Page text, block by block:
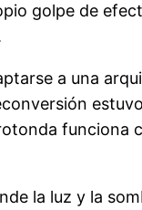
golpe de
a una
funciona
la luz y la